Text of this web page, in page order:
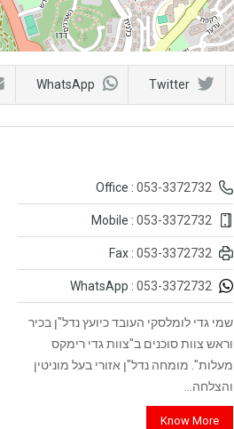
Twitter
WhatsApp
053-3372732
053-3372732
053-3372732
053-3372732
שמי גדי לומלסקי העובד כיועץ נדל"ן בכיר
וראש צוות סוכנים ב"צוות גדי רימקס
מעלות". מומחה נדל"ן אזורי בעל מוניטין
והצלחה…
Know More